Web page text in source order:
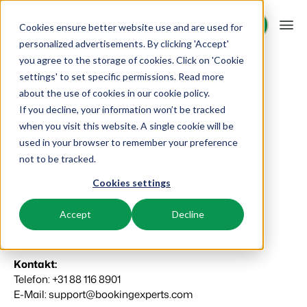
Cookies ensure better website use and are used for
personalized advertisements. By clicking 'Accept'
you agree to the storage of cookies. Click on 'Cookie
settings' to set specific permissions. Read more
about the use of cookies in our cookie policy.
If you decline, your information won’t be tracked
when you visit this website. A single cookie will be
used in your browser to remember your preference
not to be tracked.
Cookies settings
Accept Decline
Demo anfragen
Demo anfragen
Plattform
BEX PMS
PMS
Verwalte alle Backoffice Abläufe.
Vermarkte dein Angebot auf verschiedenen Channels.
App Store
Verbinde dich mit deinen Lieblingsapps und -tools.
Unsere Lösungen
BEX für:
Ferienhäuser, Bungalows, Mobilheime und Weinfässer.
Stellplätze, Camping, Glamping und Zelten.
Resorts
Ski-, Wellness-, Golf- und Tauchresorts.
Ressourcen
Wissenswertes
BEX Educate | Pro
Weiter lernen, weiter führen in der Freizeitbranche
Blog
Neuigkeiten der Branche und wertvolle Tipps
Preise
Kundenstories
Übersicht
Impressum
Angaben gemäß § 5 TMG
Booking Experts B.V.
Pantheon 28
7521 PR Enschede
Niederlande
Vertreten durch:
Kontakt:
Telefon: +31 88 116 8901
E-Mail:support@bookingexperts.com